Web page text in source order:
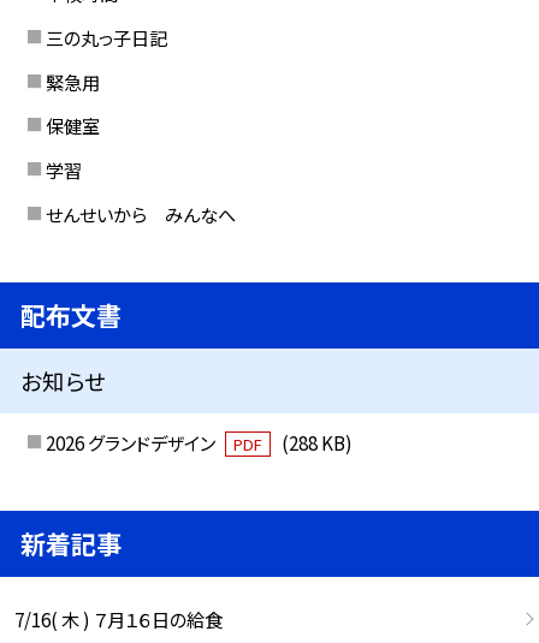
三の丸っ子日記
緊急用
保健室
学習
せんせいから みんなへ
配布文書
お知らせ
2026 グランドデザイン PDF (288 KB)
新着記事
7/16( 木 ) ７月１６日の給食